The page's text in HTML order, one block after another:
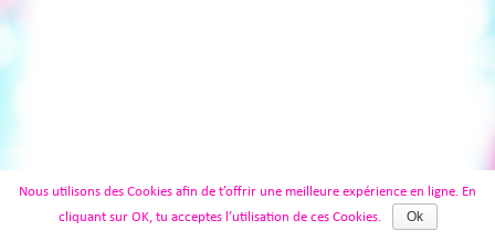
Nous utilisons des Cookies afin de t’offrir une meilleure expérience en ligne. En
cliquant sur OK, tu acceptes l’utilisation de ces Cookies.
Ok